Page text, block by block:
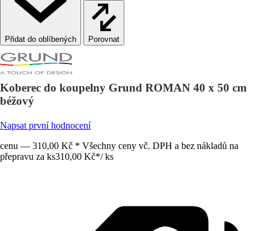
Porovnat
Koberec do koupelny Grund ROMAN 40 x 50 cm
béžový
Napsat první hodnocení
cenu — 310,00 Kč * Všechny ceny vč. DPH a bez nákladů na
přepravu za ks310,00 Kč*/ ks